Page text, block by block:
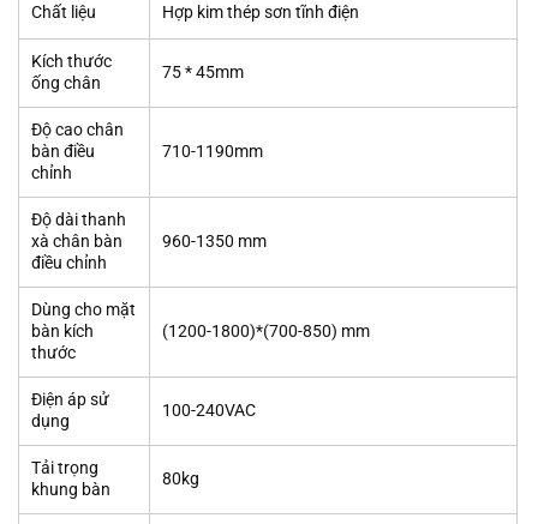
Chất liệu Hợp kim thép sơn tĩnh điện
Kích thước
ống chân
75 * 45mm
Độ cao chân
bàn điều
chỉnh
710-1190mm
Độ dài thanh
xà chân bàn
điều chỉnh
960-1350 mm
Dùng cho mặt
bàn kích
thước
(1200-1800)*(700-850) mm
Điện áp sử
dụng
100-240VAC
Tải trọng
khung bàn
80kg